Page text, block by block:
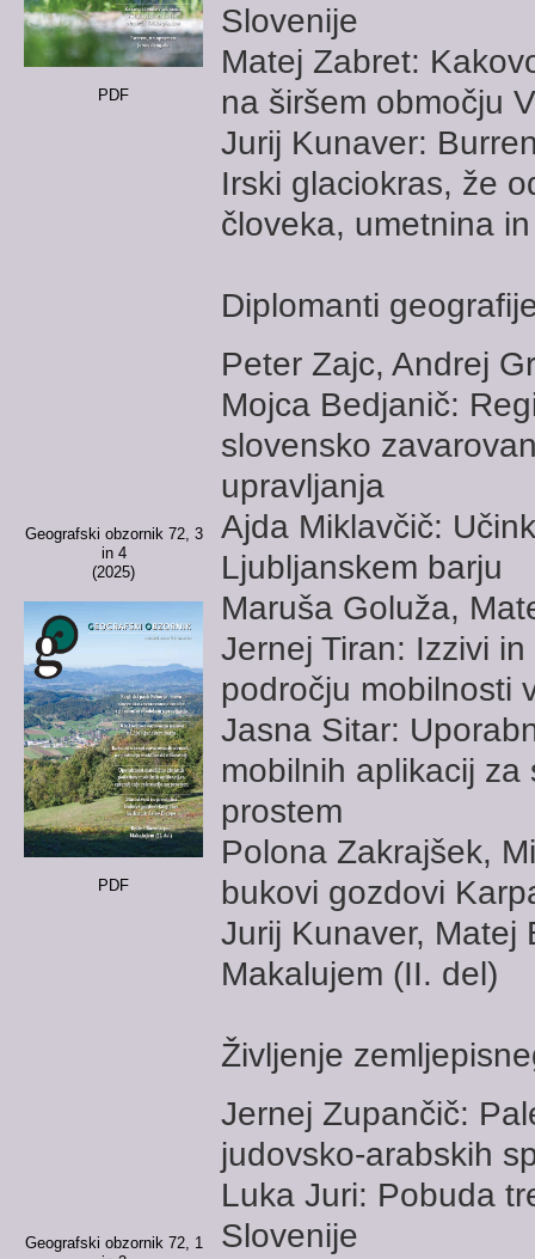
PDF
Slovenije
Matej Zabret:
na širšem območju
Jurij Kunaver:
Irski glaciokras, že
človeka, umetnina
Diplomanti
Geografski obzornik 72, 3
in 4
(2025)
PDF
Peter Zajc, Andrej
Mojca Bedjanič:
slovensko
upravljanja
Ajda Miklavčič:
Ljubljanskem barju
Maruša Goluža,
Jernej Tiran: Izzivi
področju mobilnosti
Jasna Sitar:
mobilnih aplikacij
prostem
Polona Zakrajšek,
bukovi gozdovi
Jurij Kunaver, Matej
Makalujem (II. del)
Življenje
Geografski obzornik 72, 1
Jernej Zupančič:
judovsko-arabskih
Luka Juri: Pobuda
Slovenije